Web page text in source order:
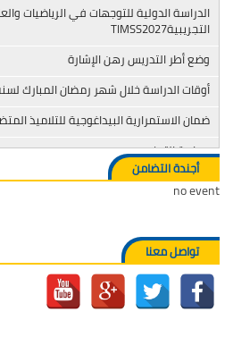
الدراسة الدولية للتوجهات في الرياضيات
التجريبيةTIMSS2027
وضع أطر التدريس رهن الإشارة
أوقات الدراسة خلال شهر رمضان المبارك لسنة 1447 هجرية (2025-
ضمان الاستمرارية البيداغوجية للتلاميذ
محاربة التدخين
أجندة التضامن
no event
تواصل معنا